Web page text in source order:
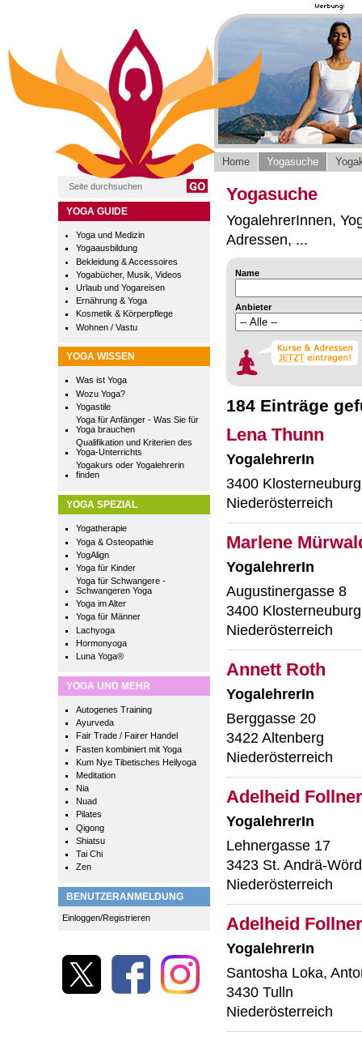
YOGA GUIDE
Yoga und Medizin
Yogaausbildung
Bekleidung & Accessoires
Yogabücher, Musik, Videos
Urlaub und Yogareisen
Ernährung & Yoga
Kosmetik & Körperpflege
Wohnen / Vastu
YOGA WISSEN
Was ist Yoga
Wozu Yoga?
Yogastile
Yoga für Anfänger - Was Sie für
Yoga brauchen
Qualifikation und Kriterien des
Yoga-Unterrichts
Yogakurs oder Yogalehrerin
finden
YOGA SPEZIAL
Yogatherapie
Yoga & Osteopathie
YogAlign
Yoga für Kinder
Yoga für Schwangere -
Schwangeren Yoga
Yoga im Alter
Yoga für Männer
Lachyoga
Hormonyoga
Luna Yoga®
YOGA UND MEHR
Autogenes Training
Ayurveda
Fair Trade / Fairer Handel
Fasten kombiniert mit Yoga
Kum Nye Tibetisches Heilyoga
Meditation
Nia
Nuad
Pilates
Qigong
Shiatsu
Tai Chi
Zen
BENUTZERANMELDUNG
Einloggen/Registrieren
Home Yogasuche
Yogasuche
YogalehrerInnen,
Adressen, ...
Name
Anbieter
184 Einträge
Lena Thunn
YogalehrerIn
3400 Klosterneuburg
Niederösterreich
Marlene
YogalehrerIn
Augustinergasse 8
3400 Klosterneuburg
Niederösterreich
Annett Roth
YogalehrerIn
Berggasse 20
3422 Altenberg
Niederösterreich
Adelheid Follner
YogalehrerIn
Lehnergasse 17
3423 St. Andrä-
Niederösterreich
Adelheid Follner
YogalehrerIn
Santosha Loka,
3430 Tulln
Niederösterreich